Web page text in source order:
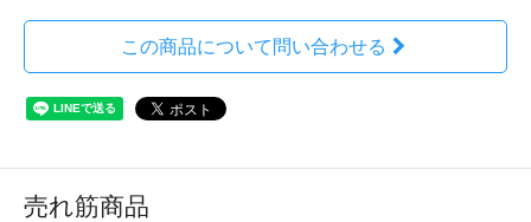
この商品について問い合わせる
売れ筋商品